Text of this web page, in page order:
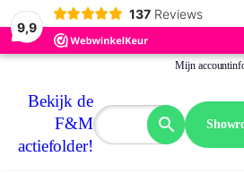
9,9
137 Reviews
Mijn account
Bekijk de
F&M
actiefolder!